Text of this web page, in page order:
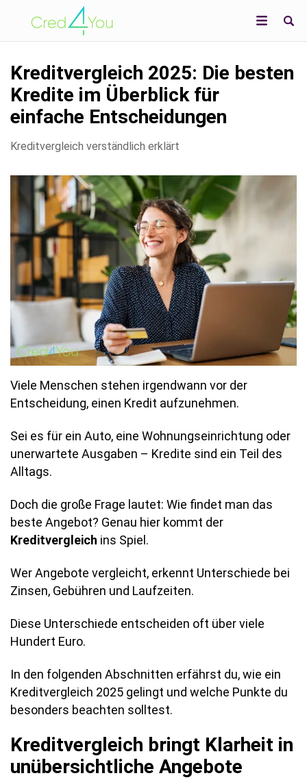
Kreditvergleich 2025: Die besten
Kredite im Überblick für
einfache Entscheidungen
Kreditvergleich verständlich erklärt
Viele Menschen stehen irgendwann vor der
Entscheidung, einen Kredit aufzunehmen.
Sei es für ein Auto, eine Wohnungseinrichtung oder
unerwartete Ausgaben – Kredite sind ein Teil des
Alltags.
Doch die große Frage lautet: Wie findet man das
beste Angebot? Genau hier kommt der
Kreditvergleich ins Spiel.
Wer Angebote vergleicht, erkennt Unterschiede bei
Zinsen, Gebühren und Laufzeiten.
Diese Unterschiede entscheiden oft über viele
Hundert Euro.
In den folgenden Abschnitten erfährst du, wie ein
Kreditvergleich 2025 gelingt und welche Punkte du
besonders beachten solltest.
Kreditvergleich bringt Klarheit in
unübersichtliche Angebote